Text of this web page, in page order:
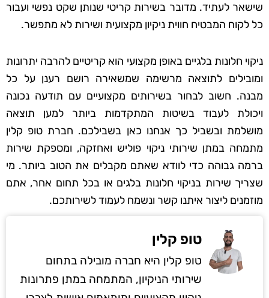
שישאר לעתיד. מדובר בשירות קריטי שנותן שקט נפשי ועבור
כל לקוח המבטיח חווית ניקיון מקצועית ושירות לא מתפשר.
ניקוי חלונות בלגיים באופן מקצועי הוא קריטיים להרבה יתרונות
ומובילים לתוצאה מרשימה שמשאירה רושם רענן על כל
מבנה. חשוב לבחור בשירותים מקצועיים עם תודעה נכונה
ויכולת לעבוד בשיטות המתקדמות ביותר למען תוצאה
מושלמת ובשביל כך אנחנו כאן בשבילכם. חברת טופ קלין
מתמחה במתן שירותי ניקוי פוליש ואחזקה, ומספקת שירות
ברמה גבוהה כדי לוודא שאתם מקבלים את הטוב ביותר. מי
שצריך שירות בניקוי חלונות בלגים או בכל תחום אחר, אתם
מוזמנים ליצור איתנו קשר ונשמח לעמוד לשירותכם.
טופ קלין
טופ קלין היא חברה מובילה בתחום
שירותי הניקיון, המתמחה במתן פתרונות